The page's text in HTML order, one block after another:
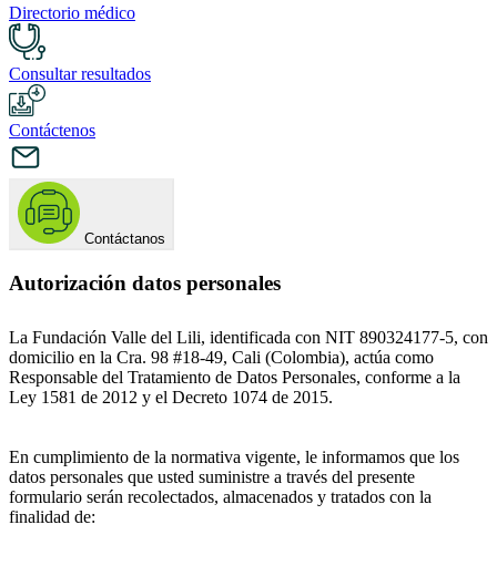
Directorio médico
Consultar resultados
Contáctenos
Contáctanos
Autorización datos personales
La Fundación Valle del Lili, identificada con NIT 890324177-5, con
domicilio en la Cra. 98 #18-49, Cali (Colombia), actúa como
Responsable del Tratamiento de Datos Personales, conforme a la
Ley 1581 de 2012 y el Decreto 1074 de 2015.
En cumplimiento de la normativa vigente, le informamos que los
datos personales que usted suministre a través del presente
formulario serán recolectados, almacenados y tratados con la
finalidad de: